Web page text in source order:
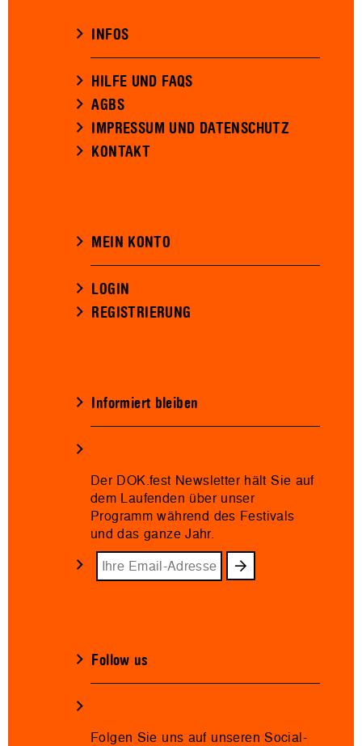
INFOS
HILFE UND FAQS
AGBS
IMPRESSUM UND DATENSCHUTZ
KONTAKT
MEIN KONTO
LOGIN
REGISTRIERUNG
Informiert bleiben
Der DOK.fest Newsletter hält Sie auf
dem Laufenden über unser
Programm während des Festivals
und das ganze Jahr.
Follow us
Folgen Sie uns auf unseren Social-